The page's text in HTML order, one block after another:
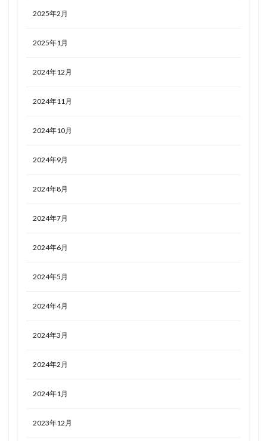
2025年2月
2025年1月
2024年12月
2024年11月
2024年10月
2024年9月
2024年8月
2024年7月
2024年6月
2024年5月
2024年4月
2024年3月
2024年2月
2024年1月
2023年12月